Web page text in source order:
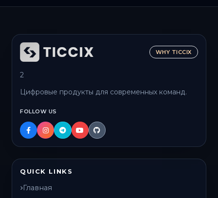
WHY TICCIX
2
Цифровые продукты для современных команд.
FOLLOW US
QUICK LINKS
Главная